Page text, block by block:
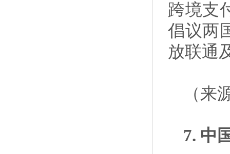
跨境支
倡议两
放联通
（来
7. 中